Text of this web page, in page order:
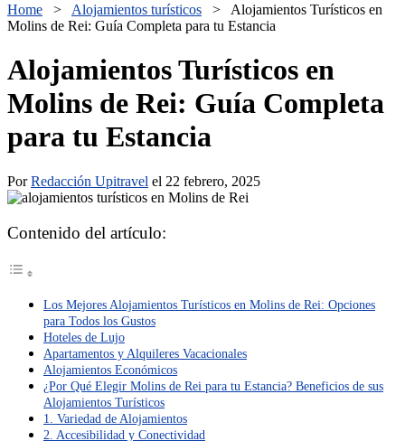
Home > Alojamientos turísticos > Alojamientos Turísticos en
Molins de Rei: Guía Completa para tu Estancia
Alojamientos Turísticos en
Molins de Rei: Guía Completa
para tu Estancia
PorRedacción Upitravel el 22 febrero, 2025
Contenido del artículo:
Los Mejores Alojamientos Turísticos en Molins de Rei: Opciones
para Todos los Gustos
Hoteles de Lujo
Apartamentos y Alquileres Vacacionales
Alojamientos Económicos
¿Por Qué Elegir Molins de Rei para tu Estancia? Beneficios de sus
Alojamientos Turísticos
1. Variedad de Alojamientos
2. Accesibilidad y Conectividad